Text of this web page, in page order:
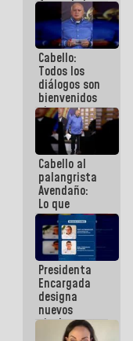
favor de la
narrativa
hegemónica?
(1)
Cabello:
Todos los
diálogos son
bienvenidos
siempre que
estén en el
marco de la
Constitución
de la
República
Cabello al
palangrista
Avendaño:
Lo que
vayas a
escribir
hazlo hoy
por que no
sabemos si
la semana
que viene
hay
programa
Presidenta
Encargada
designa
nuevos
titulares en